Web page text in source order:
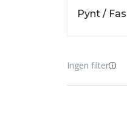
Pynt /
Ingen filter